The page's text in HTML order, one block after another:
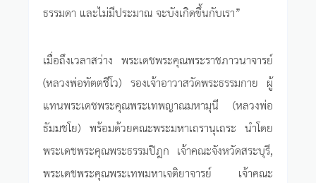
ธรรมดา และไม่มีประมาณ จะบังเกิดขึ้นกับเรา”
เมื่อถึงเวลาสว่าง พระเดชพระคุณพระราชภาวนาจารย์
(หลวงพ่อทัตตชีโว) รองเจ้าอาวาสวัดพระธรรมกาย ผู้
แทนพระเดชพระคุณพระเทพญาณมหามุนี (หลวงพ่อ
ธัมมชโย) พร้อมด้วยคณะพระมหาเถรานุเถระ นำโดย
พระเดชพระคุณพระธรรมปิฎก เจ้าคณะจังหวัดสระบุรี,
พระเดชพระคุณพระเทพมหาเจติยาจารย์ เจ้าคณะ